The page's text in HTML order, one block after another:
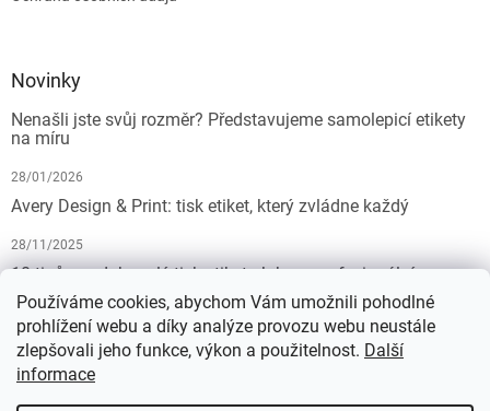
Používáme cookies, abychom Vám umožnili pohodlné
prohlížení webu a díky analýze provozu webu neustále
zlepšovali jeho funkce, výkon a použitelnost. Další
informace
Novinky
Nenašli jste svůj rozměr? Představujeme samolepicí etikety
na míru
28/01/2026
Avery Design & Print: tisk etiket, který zvládne každý
28/11/2025
10 tipů pro dokonalý tisk etiket: Jak na profesionální
výsledek bez starostí
19/07/2025